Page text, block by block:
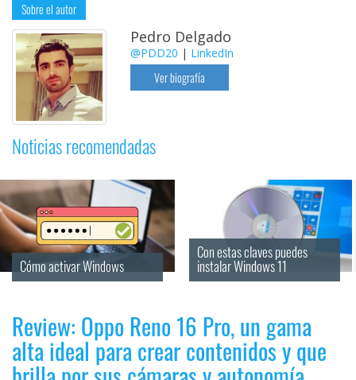
Sobre el autor
Pedro Delgado
@PDD20 | LinkedIn
Ver biografía
Noticias recomendadas
Cómo activar Windows
Con estas claves puedes
instalar Windows 11
Review: Oppo Reno 16 Pro, un gama
alta ideal para crear contenidos y que